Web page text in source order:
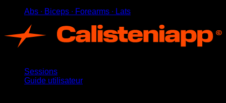
Abs ∙ Biceps ∙ Forearms ∙ Lats
Sessions
Guide utilisateur